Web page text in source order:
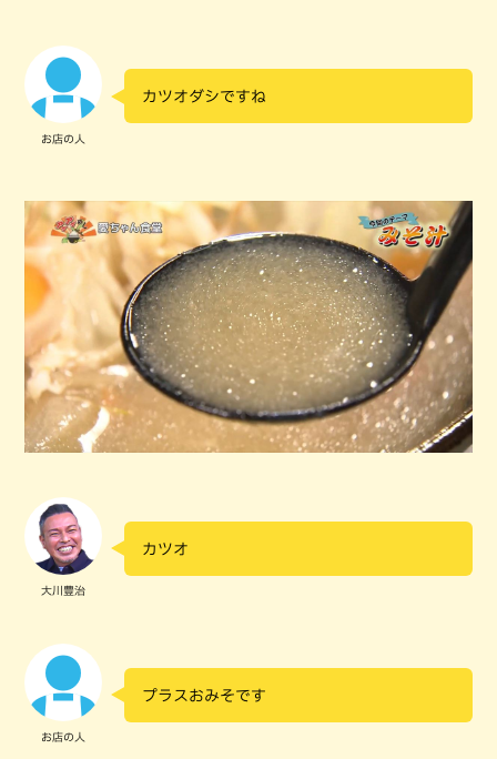
お店の人
カツオダシですね
大川豊治
カツオ
お店の人
プラスおみそです